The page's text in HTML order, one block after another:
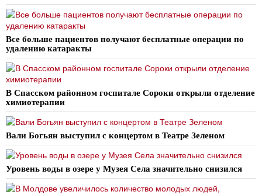
Все больше пациентов получают бесплатные операции по
удалению катаракты
В Спасском районном госпитале Сороки открыли отделение
химиотерапии
Вали Богьян выступил с концертом в Театре Зеленом
Уровень воды в озере у Музея Села значительно снизился